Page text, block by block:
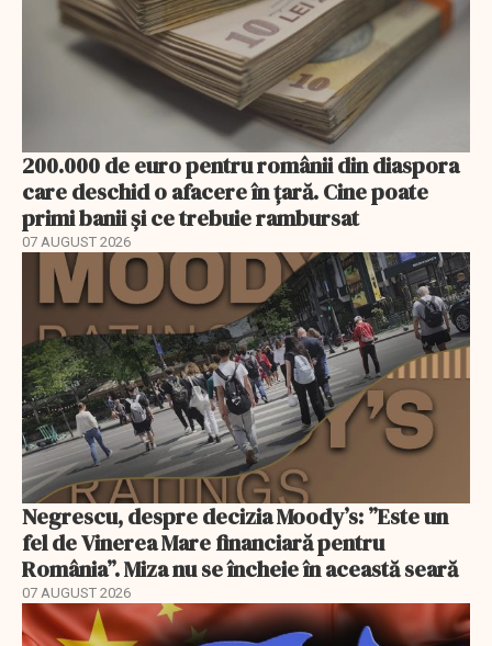
200.000 de euro pentru românii din diaspora
care deschid o afacere în țară. Cine poate
primi banii și ce trebuie rambursat
07 AUGUST 2026
Negrescu, despre decizia Moody’s: ”Este un
fel de Vinerea Mare financiară pentru
România”. Miza nu se încheie în această seară
07 AUGUST 2026